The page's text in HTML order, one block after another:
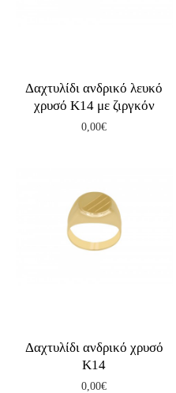
Δαχτυλίδι ανδρικό λευκό
χρυσό Κ14 με ζιργκόν
0,00€
Δαχτυλίδι ανδρικό χρυσό
Κ14
0,00€